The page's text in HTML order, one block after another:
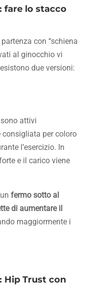
fare lo stacco
con “schiena
al ginocchio vi
due versioni:
sono attivi
per coloro
l’esercizio. In
e il carico viene
fermo sotto al
di aumentare il
maggiormente i
Hip Trust con